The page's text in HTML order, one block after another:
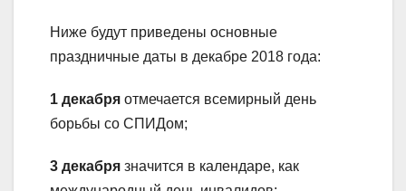
Ниже будут приведены основные
праздничные даты в декабре 2018 года:
1 декабря отмечается всемирный день
борьбы со СПИДом;
3 декабря значится в календаре, как